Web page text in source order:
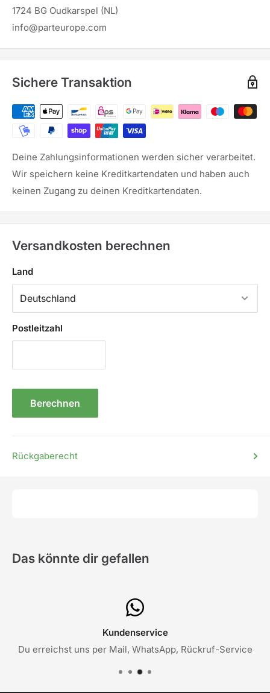
1724 BG Oudkarspel (NL)
info@parteurope.com
Sichere Transaktion
Deine Zahlungsinformationen werden sicher verarbeitet.
Wir speichern keine Kreditkartendaten und haben auch
keinen Zugang zu deinen Kreditkartendaten.
Versandkosten berechnen
Land
Postleitzahl
Berechnen
Rückgaberecht
Das könnte dir gefallen
Kundenservice
Du erreichst uns per Mail, WhatsApp, Rückruf-Service